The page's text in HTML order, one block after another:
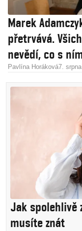
Marek
přetrvává.
nevědí, co s
Pavlína Horáková7.
Jak spolehlivě
musíte znát